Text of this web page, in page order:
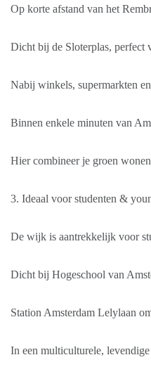
Op korte afstand van het
Dicht bij de Sloterplas, perfect
Nabij winkels, supermarkten
Binnen enkele minuten van
Hier combineer je groen
3. Ideaal voor studenten &
De wijk is aantrekkelijk voor
Dicht bij Hogeschool van
Station Amsterdam Lelylaan
In een multiculturele,